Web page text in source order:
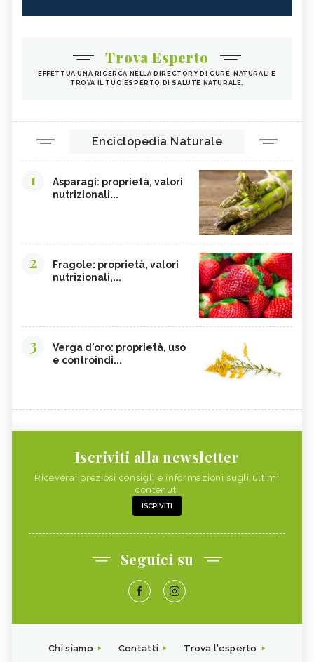
Trova Esperto
EFFETTUA UNA RICERCA NELLA DIRECTORY DI CURE-NATURALI E
TROVA IL TUO ESPERTO DI SALUTE NATURALE.
Enciclopedia Naturale
1
Asparagi: proprietà, valori
nutrizionali...
2
Fragole: proprietà, valori
nutrizionali,...
3
Verga d'oro: proprietà, uso
e controindi...
Iscriviti alla newsletter
Riceverai preziosi consigli e informazioni sugli ultimi
contenuti
ISCRIVITI
Seguici su
Chi siamo Contatti
Trova l'esperto